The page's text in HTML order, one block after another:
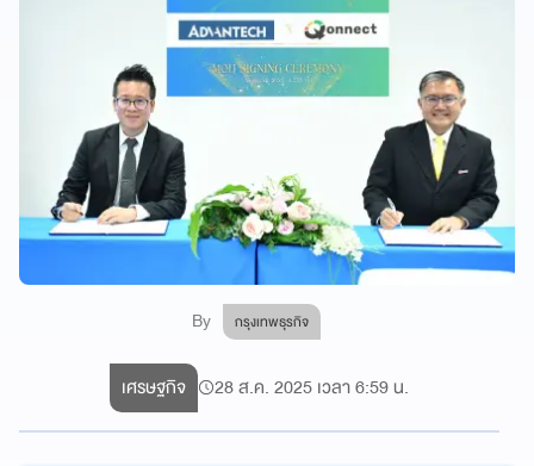
By กรุงเทพธุรกิจ
เศรษฐกิจ 28 ส.ค. 2025 เวลา 6:59 น.